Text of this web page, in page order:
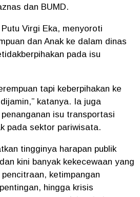
dan BUMD.
Virgi Eka, menyoroti
dan Anak ke dalam dinas
pada isu
tapi keberpihakan ke
katanya. Ia juga
isu transportasi
pada sektor pariwisata.
tingginya harapan publik
kini banyak kekecewaan yang
ketimpangan
hingga krisis